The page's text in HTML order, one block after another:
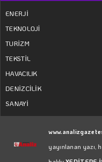
ENERJİ
TEKNOLOJİ
TURİZM
TEKSTİL
HAVACILIK
DENİZCİLİK
SANAYİ
yayınlanan yazı,